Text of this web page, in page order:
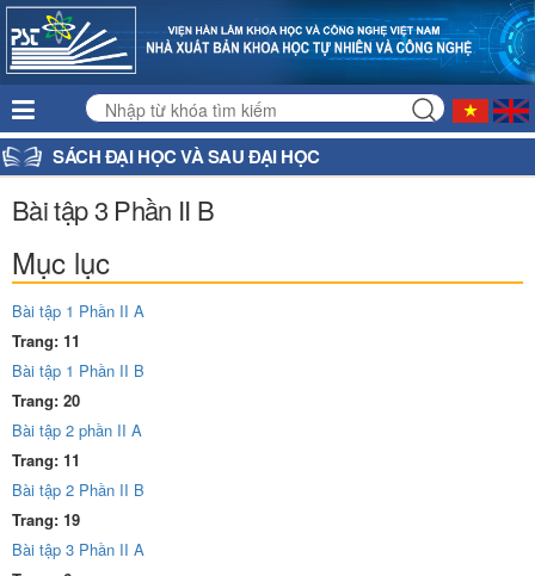
SÁCH ĐẠI HỌC VÀ SAU ĐẠI HỌC
Bài tập 3 Phần II B
Mục lục
Bài tập 1 Phần II A
Trang: 11
Bài tập 1 Phần II B
Trang: 20
Bài tập 2 phần II A
Trang: 11
Bài tập 2 Phần II B
Trang: 19
Bài tập 3 Phần II A